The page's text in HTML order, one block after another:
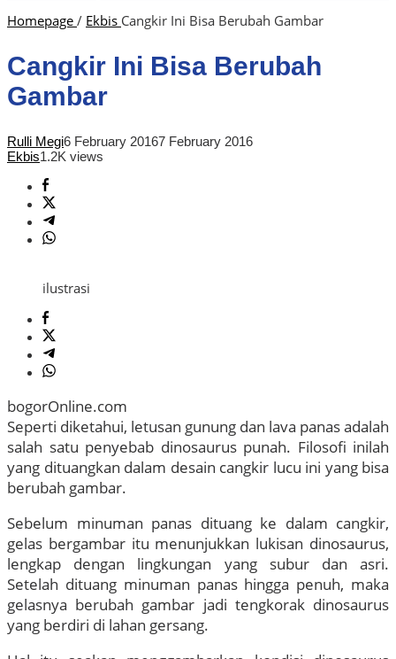
Homepage / Ekbis Cangkir Ini Bisa Berubah Gambar
Cangkir Ini Bisa Berubah
Gambar
Rulli Megi6 February 20167 February 2016
Ekbis1.2K views
ilustrasi
bogorOnline.com
Seperti diketahui, letusan gunung dan lava panas adalah
salah satu penyebab dinosaurus punah. Filosofi inilah
yang dituangkan dalam desain cangkir lucu ini yang bisa
berubah gambar.
Sebelum minuman panas dituang ke dalam cangkir,
gelas bergambar itu menunjukkan lukisan dinosaurus,
lengkap dengan lingkungan yang subur dan asri.
Setelah dituang minuman panas hingga penuh, maka
gelasnya berubah gambar jadi tengkorak dinosaurus
yang berdiri di lahan gersang.